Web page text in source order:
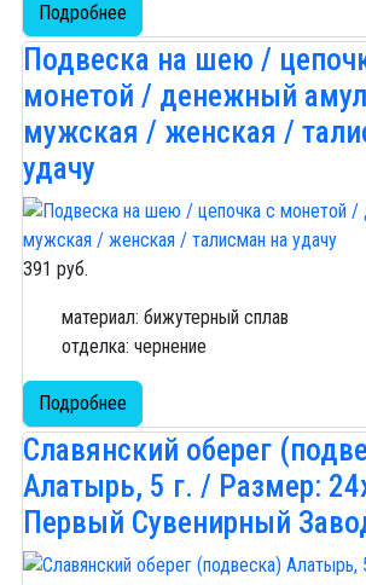
Подробнее
Подвеска на шею /
монетой / денежный
мужская / женская /
удачу
391 руб.
материал: бижутерный сплав
отделка: чернение
Подробнее
Славянский оберег
Алатырь, 5 г. / Размер:
Первый Сувенирный